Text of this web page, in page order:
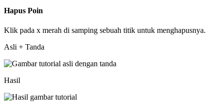
Hapus Poin
Klik pada x merah di samping sebuah titik untuk menghapusnya.
Asli + Tanda
Hasil